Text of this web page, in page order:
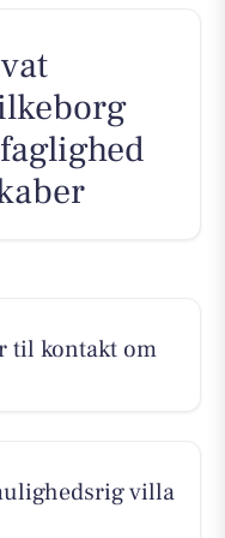
til kontakt om
villa